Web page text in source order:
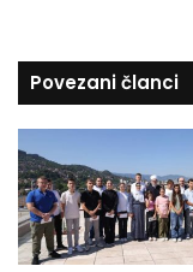
n
a
s
a
b
a
h
e
i
A
i
š
e
r
.
Povezani članci